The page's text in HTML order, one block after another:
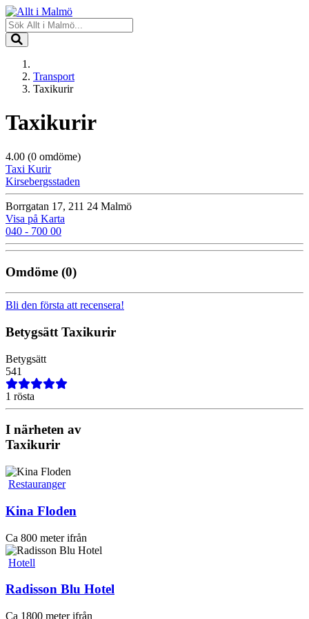
Transport
Taxikurir
Taxikurir
4.00 (0 omdöme)
Taxi Kurir
Kirsebergsstaden
Borrgatan 17, 211 24 Malmö
Visa på Karta
040 - 700 00
Omdöme (0)
Bli den första att recensera!
Betygsätt Taxikurir
Betygsätt
541
1 rösta
I närheten av
Taxikurir
Restauranger
Kina Floden
Ca 800 meter ifrån
Hotell
Radisson Blu Hotel
Ca 1800 meter ifrån